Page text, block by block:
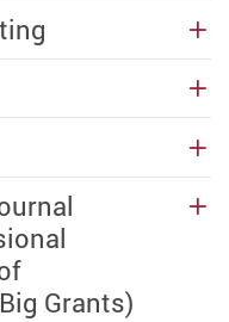
Grants)